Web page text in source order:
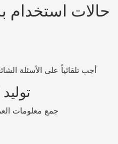
أجب تلقائياً على الأسئلة
جمع معلومات